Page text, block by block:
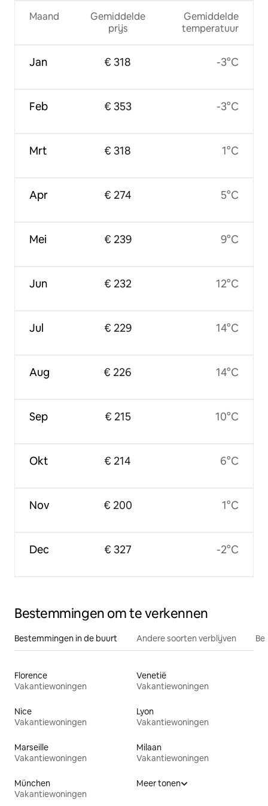
Maand
Jan
Feb
Mrt
Apr
Mei
Jun
Jul
Aug
Sep
Okt
Nov
Dec
Gemiddelde
prijs
€ 318
€ 353
€ 318
€ 274
€ 239
€ 232
€ 229
€ 226
€ 215
€ 214
€ 200
€ 327
Gemiddelde
temperatuur
-3°C
-3°C
1°C
5°C
9°C
12°C
14°C
14°C
10°C
6°C
1°C
-2°C
Bestemmingen om te verkennen
Bestemmingen in de buurt Andere soorten verblijven
Florence
Vakantiewoningen
Venetië
Vakantiewoningen
Nice
Vakantiewoningen
Lyon
Vakantiewoningen
Marseille
Vakantiewoningen
Milaan
Vakantiewoningen
München
Vakantiewoningen
Meer tonen